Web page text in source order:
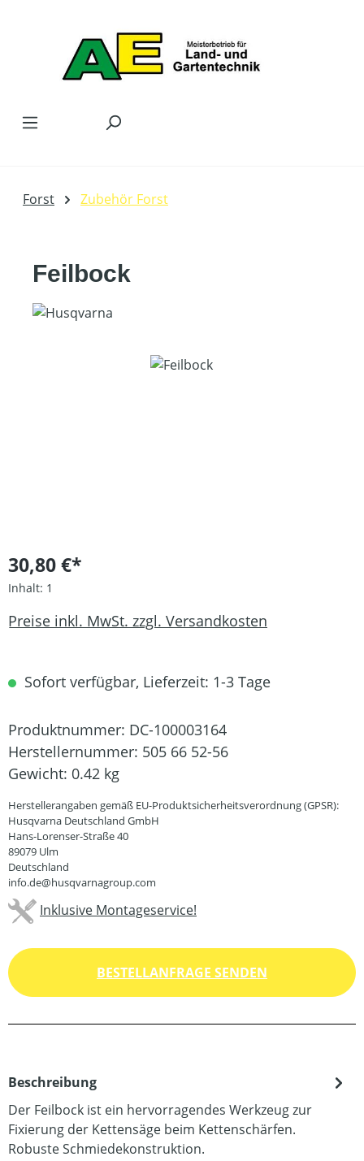
Forst Zubehör Forst
Feilbock
Bildergalerie überspringen
30,80 €*
Inhalt: 1
Preise inkl. MwSt. zzgl. Versandkosten
Sofort verfügbar, Lieferzeit: 1-3 Tage
Produktnummer: DC-100003164
Herstellernummer: 505 66 52-56
Gewicht: 0.42 kg
Herstellerangaben gemäß EU-Produktsicherheitsverordnung (GPSR):
Husqvarna Deutschland GmbH
Hans-Lorenser-Straße 40
89079 Ulm
Deutschland
info.de@husqvarnagroup.com
Inklusive Montageservice!
BESTELLANFRAGE SENDEN
Beschreibung
Der Feilbock ist ein hervorragendes Werkzeug zur
Fixierung der Kettensäge beim Kettenschärfen.
Robuste Schmiedekonstruktion.